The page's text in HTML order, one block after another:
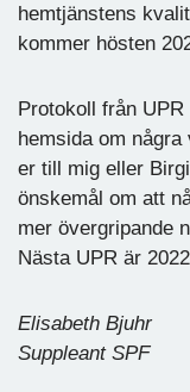
hemtjänstens
kommer hösten
Protokoll från
hemsida om
er till mig eller
önskemål om att
mer övergripande
Nästa UPR är
Elisabeth Bjuhr
Suppleant SPF